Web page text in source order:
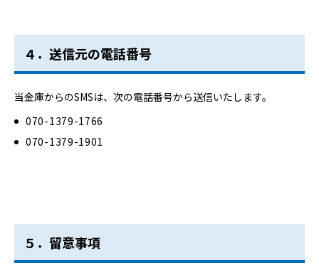
４．送信元の電話番号
当金庫からのSMSは、次の電話番号から送信いたします。
070-1379-1766
070-1379-1901
５．留意事項